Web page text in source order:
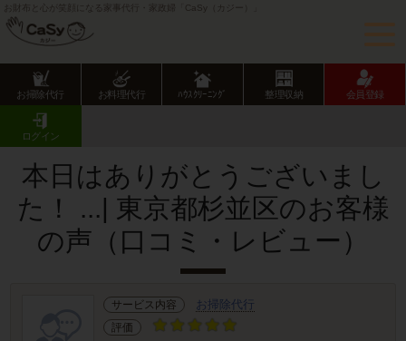
お財布と心が笑顔になる家事代行・家政婦「CaSy（カジー）」
お掃除代行 お料理代行 ﾊｳｽｸﾘｰﾆﾝｸﾞ 整理収納 会員登録
ログイン
CaSy TOP
お客様の声･口コミ詳細
本日はありがとうございまし
た！ ...| 東京都杉並区のお客様
の声（口コミ・レビュー）
サービス内容 お掃除代行
評価